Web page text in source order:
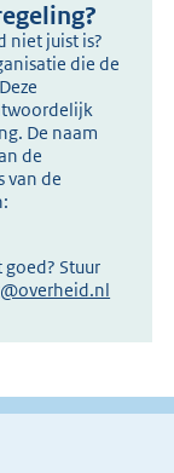
niet juist is?
die de
De naam
de
van de
Stuur